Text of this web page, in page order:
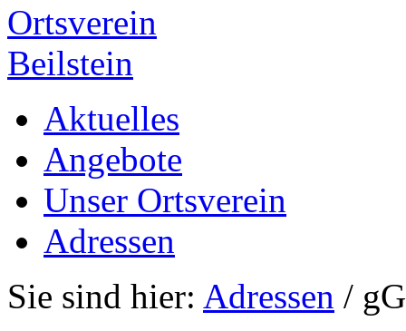
Ortsverein
Beilstein
Aktuelles
Angebote
Unser Ortsverein
Adressen
Sie sind hier: Adressen /